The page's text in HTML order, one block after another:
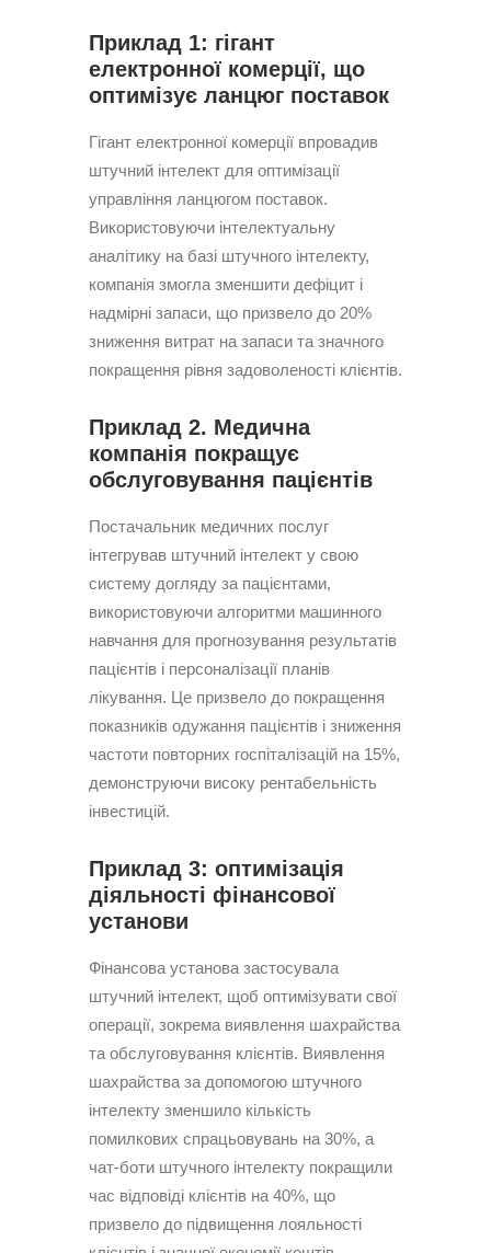
Приклад 1: гігант
електронної комерції, що
оптимізує ланцюг поставок
Гігант електронної комерції впровадив
штучний інтелект для оптимізації
управління ланцюгом поставок.
Використовуючи інтелектуальну
аналітику на базі штучного інтелекту,
компанія змогла зменшити дефіцит і
надмірні запаси, що призвело до 20%
зниження витрат на запаси та значного
покращення рівня задоволеності клієнтів.
Приклад 2. Медична
компанія покращує
обслуговування пацієнтів
Постачальник медичних послуг
інтегрував штучний інтелект у свою
систему догляду за пацієнтами,
використовуючи алгоритми машинного
навчання для прогнозування результатів
пацієнтів і персоналізації планів
лікування. Це призвело до покращення
показників одужання пацієнтів і зниження
частоти повторних госпіталізацій на 15%,
демонструючи високу рентабельність
інвестицій.
Приклад 3: оптимізація
діяльності фінансової
установи
Фінансова установа застосувала
штучний інтелект, щоб оптимізувати свої
операції, зокрема виявлення шахрайства
та обслуговування клієнтів. Виявлення
шахрайства за допомогою штучного
інтелекту зменшило кількість
помилкових спрацьовувань на 30%, а
чат-боти штучного інтелекту покращили
час відповіді клієнтів на 40%, що
призвело до підвищення лояльності